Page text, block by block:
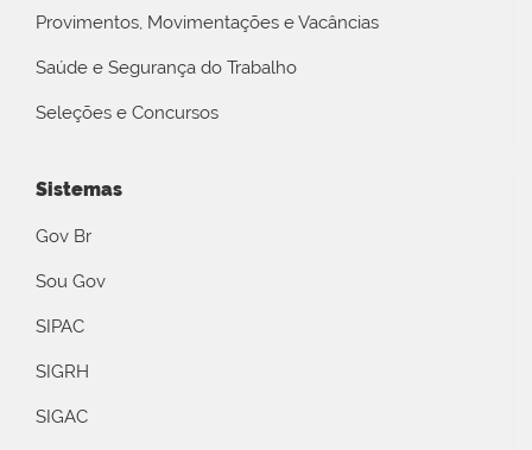
Provimentos, Movimentações e Vacâncias
Saúde e Segurança do Trabalho
Seleções e Concursos
Sistemas
Gov Br
Sou Gov
SIPAC
SIGRH
SIGAC